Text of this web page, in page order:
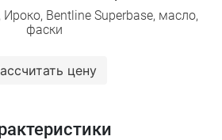
Bentline Superbase, масло,
фаски
цену